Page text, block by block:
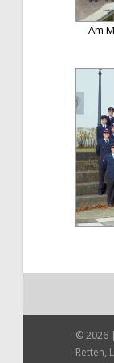
Am
© 2026 |
Retten,